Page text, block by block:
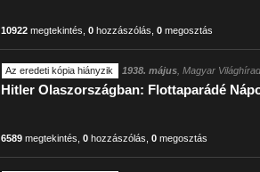
10922 megtekintés ,0 hozzászólás ,0 megosztás
Az eredeti kópia hiányzik 1938. május , Magyar
Hitler Olaszországban: Flottaparádé
6589 megtekintés ,0 hozzászólás ,0 megosztás